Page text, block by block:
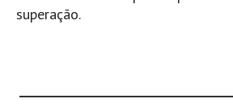
Seixal HD
superação.